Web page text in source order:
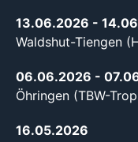
13.06.2026 -
Waldshut-Tiengen
06.06.2026 -
Öhringen (TBW-
16.05.2026